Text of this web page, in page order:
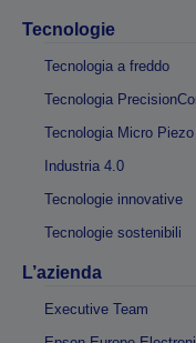
Tecnologie
Tecnologia a freddo
Tecnologia
Tecnologia Micro Piezo
Industria 4.0
Tecnologie innovative
Tecnologie sostenibili
L’azienda
Executive Team